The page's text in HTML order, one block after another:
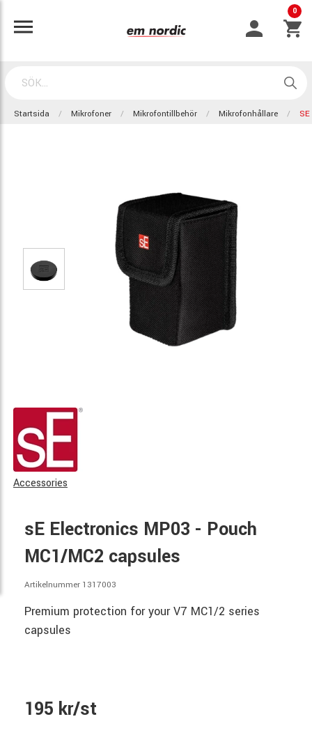
0
Startsida Mikrofoner Mikrofontillbehör Mikrofonhållare
Accessories
sE Electronics MP03 - Pouch
MC1/MC2 capsules
Artikelnummer 1317003
Premium protection for your V7 MC1/2 series
capsules
195 kr/st